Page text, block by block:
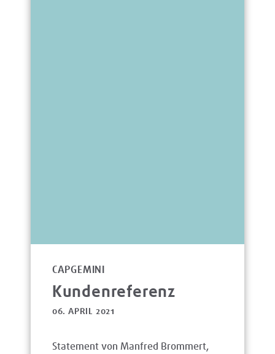
CAPGEMINI
Kundenreferenz
06. APRIL 2021
Statement von Manfred Brommert,